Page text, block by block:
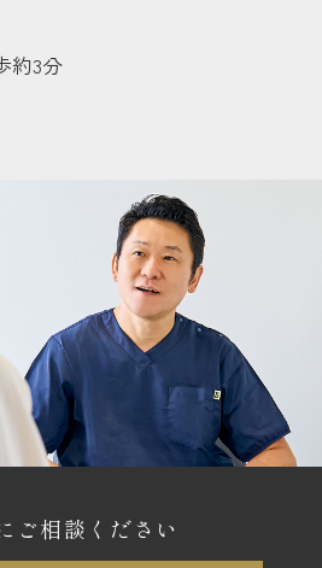
約3分
ご相談ください